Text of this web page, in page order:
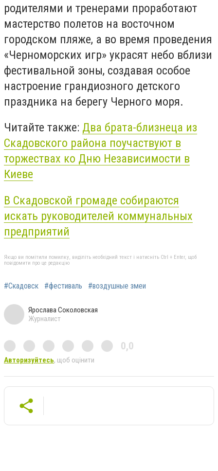
родителями и тренерами проработают
мастерство полетов на восточном
городском пляже, а во время проведения
«Черноморских игр» украсят небо вблизи
фестивальной зоны, создавая особое
настроение грандиозного детского
праздника на берегу Черного моря.
Читайте также: Два брата-близнеца из
Скадовского района поучаствуют в
торжествах ко Дню Независимости в
Киеве
В Скадовской громаде собираются
искать руководителей коммунальных
предприятий
Якщо ви помітили помилку, виділіть необхідний текст і натисніть Ctrl + Enter, щоб
повідомити про це редакцію
#Скадовск #фестиваль #воздушные змеи
Ярослава Соколовская
Журналист
0,0
Авторизуйтесь, щоб оцінити